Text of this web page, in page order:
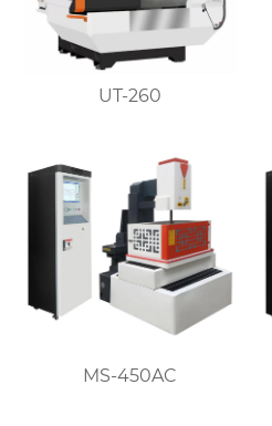
UT-260
MS-450AC